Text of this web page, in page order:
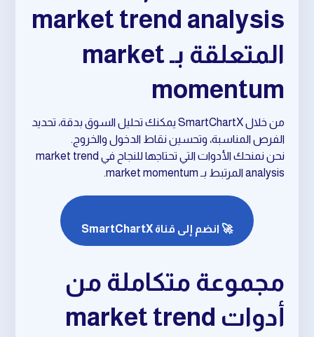
market trend analysis
المتعلقة بـ market
momentum
من خلال SmartChartX يمكنك تحليل السوق بدقة، تحديد
الفرص المناسبة، وتحسين نقاط الدخول والخروج.
نحن نمنحك الأدوات التي تحتاجها للنجاح في market trend
analysis المرتبط بـ market momentum.
🚀 انضم إلى قناة SmartChartX
مجموعة متكاملة من
أدوات market trend